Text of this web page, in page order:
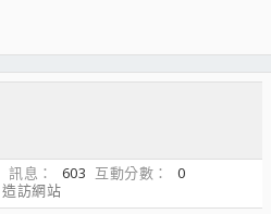
訊息 603 互動分數
0
造訪網站